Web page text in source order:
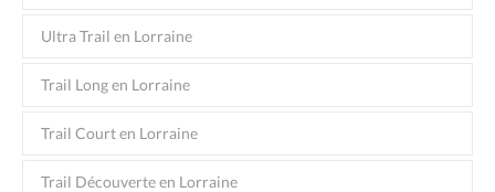
Ultra Trail en Lorraine
Trail Long en Lorraine
Trail Court en Lorraine
Trail Découverte en Lorraine